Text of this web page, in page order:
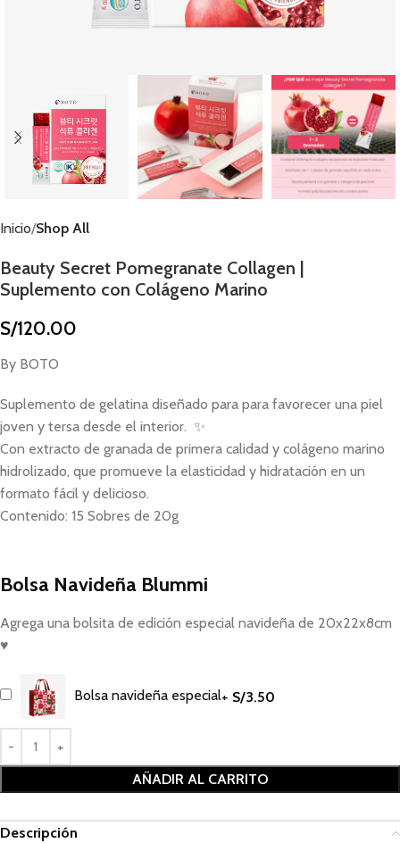
Inicio Shop All
Beauty Secret Pomegranate Collagen |
Suplemento con Colágeno Marino
S/120.00
By BOTO
Suplemento de gelatina diseñado para para favorecer una piel
joven y tersa desde el interior. ✨
Con extracto de granada de primera calidad y colágeno marino
hidrolizado, que promueve la elasticidad y hidratación en un
formato fácil y delicioso.
Contenido: 15 Sobres de 20g
Bolsa Navideña Blummi
Agrega una bolsita de edición especial navideña de 20x22x8cm
♥
Bolsa navideña especial+ S/3.50
AÑADIR AL CARRITO
Descripción